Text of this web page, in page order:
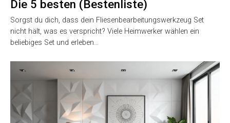
Die 5 besten (Bestenliste)
Sorgst du dich, dass dein Fliesenbearbeitungswerkzeug Set
nicht hält, was es verspricht? Viele Heimwerker wählen ein
beliebiges Set und erleben…